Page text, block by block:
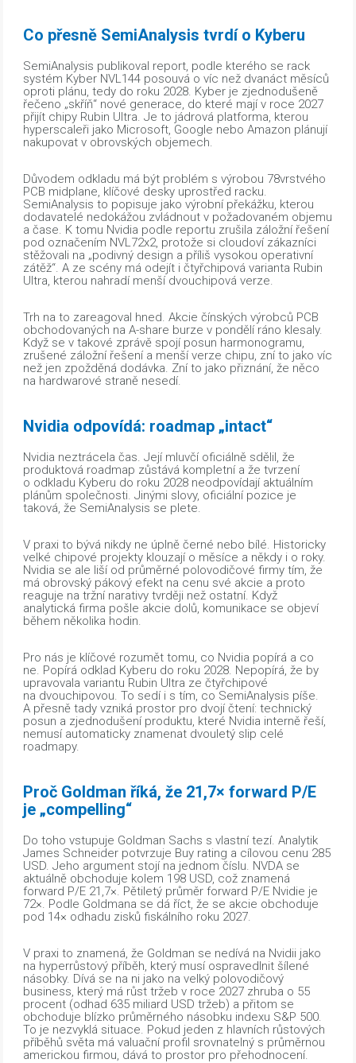
Co přesně SemiAnalysis tvrdí o Kyberu
SemiAnalysis publikoval report, podle kterého se rack
systém Kyber NVL144 posouvá o víc než dvanáct měsíců
oproti plánu, tedy do roku 2028. Kyber je zjednodušeně
řečeno „skříň“ nové generace, do které mají v roce 2027
přijít chipy Rubin Ultra. Je to jádrová platforma, kterou
hyperscaleři jako Microsoft, Google nebo Amazon plánují
nakupovat v obrovských objemech.
Důvodem odkladu má být problém s výrobou 78vrstvého
PCB midplane, klíčové desky uprostřed racku.
SemiAnalysis to popisuje jako výrobní překážku, kterou
dodavatelé nedokážou zvládnout v požadovaném objemu
a čase. K tomu Nvidia podle reportu zrušila záložní řešení
pod označením NVL72x2, protože si cloudoví zákazníci
stěžovali na „podivný design a příliš vysokou operativní
zátěž“. A ze scény má odejít i čtyřchipová varianta Rubin
Ultra, kterou nahradí menší dvouchipová verze.
Trh na to zareagoval hned. Akcie čínských výrobců PCB
obchodovaných na A-share burze v pondělí ráno klesaly.
Když se v takové zprávě spojí posun harmonogramu,
zrušené záložní řešení a menší verze chipu, zní to jako víc
než jen zpožděná dodávka. Zní to jako přiznání, že něco
na hardwarové straně nesedí.
Nvidia odpovídá: roadmap „intact“
Nvidia neztrácela čas. Její mluvčí oficiálně sdělil, že
produktová roadmap zůstává kompletní a že tvrzení
o odkladu Kyberu do roku 2028 neodpovídají aktuálním
plánům společnosti. Jinými slovy, oficiální pozice je
taková, že SemiAnalysis se plete.
V praxi to bývá nikdy ne úplně černé nebo bílé. Historicky
velké chipové projekty klouzají o měsíce a někdy i o roky.
Nvidia se ale liší od průměrné polovodičové firmy tím, že
má obrovský pákový efekt na cenu své akcie a proto
reaguje na tržní narativy tvrději než ostatní. Když
analytická firma pošle akcie dolů, komunikace se objeví
během několika hodin.
Pro nás je klíčové rozumět tomu, co Nvidia popírá a co
ne. Popírá odklad Kyberu do roku 2028. Nepopírá, že by
upravovala variantu Rubin Ultra ze čtyřchipové
na dvouchipovou. To sedí i s tím, co SemiAnalysis píše.
A přesně tady vzniká prostor pro dvojí čtení: technický
posun a zjednodušení produktu, které Nvidia interně řeší,
nemusí automaticky znamenat dvouletý slip celé
roadmapy.
Proč Goldman říká, že 21,7× forward P/E
je „compelling“
Do toho vstupuje Goldman Sachs s vlastní tezí. Analytik
James Schneider potvrzuje Buy rating a cílovou cenu 285
USD. Jeho argument stojí na jednom číslu. NVDA se
aktuálně obchoduje kolem 198 USD, což znamená
forward P/E 21,7×. Pětiletý průměr forward P/E Nvidie je
72×. Podle Goldmana se dá říct, že se akcie obchoduje
pod 14× odhadu zisků fiskálního roku 2027.
V praxi to znamená, že Goldman se nedívá na Nvidii jako
na hyperrůstový příběh, který musí ospravedlnit šílené
násobky. Dívá se na ni jako na velký polovodičový
business, který má růst tržeb v roce 2027 zhruba o 55
procent (odhad 635 miliard USD tržeb) a přitom se
obchoduje blízko průměrného násobku indexu S&P 500.
To je nezvyklá situace. Pokud jeden z hlavních růstových
příběhů světa má valuační profil srovnatelný s průměrnou
americkou firmou, dává to prostor pro přehodnocení.